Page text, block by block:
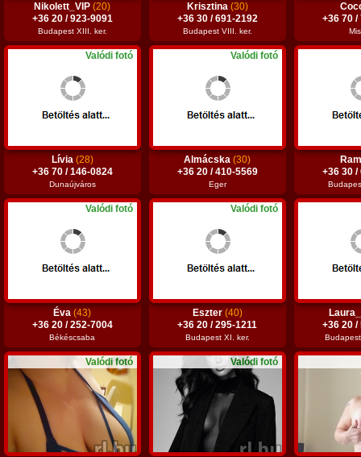
Nikolett_VIP(20)
+36 20 / 923-9091
Budapest XIII. ker.
Krisztina (30)
+36 30 / 691-2192
Budapest VIII. ker.
+36 70 /
Valódi fotó
Lívia (28)
+36 70 / 146-0824
Dunaújváros
Valódi fotó
Almácska(30)
+36 20 / 410-5569
Eger
+36 30 /
Valódi fotó
Éva(43)
+36 20 / 252-7004
Békéscsaba
Valódi fotó
Eszter (40)
+36 20 / 295-1211
Budapest XI. ker.
+36 20 /
Valódi fotó Valódi fotó